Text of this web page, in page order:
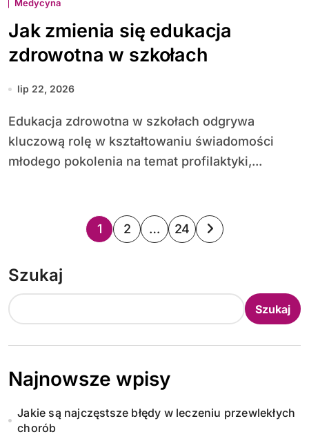
Medycyna
Jak zmienia się edukacja
zdrowotna w szkołach
lip 22, 2026
Edu­kacja zdrowotna w szkołach odgrywa
kluczową rolę w kształtowaniu świadomości
młodego pokolenia na temat profilaktyki,...
S
n
i
o
1 2 … 24
Szukaj
Szukaj
Najnowsze wpisy
Jakie są najczęstsze błędy w leczeniu przewlekłych
chorób